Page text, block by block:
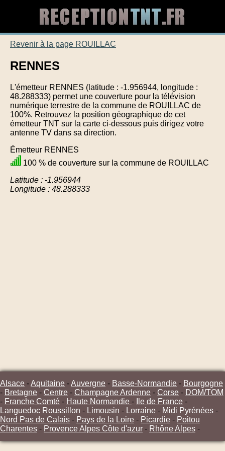
Revenir à la page ROUILLAC
RENNES
L'émetteur RENNES (latitude : -1.956944, longitude :
48.288333) permet une couverture pour la télévision
numérique terrestre de la commune de ROUILLAC de
100%. Retrouvez la position géographique de cet
émetteur TNT sur la carte ci-dessous puis dirigez votre
antenne TV dans sa direction.
Émetteur RENNES
100 % de couverture sur la commune de ROUILLAC
Latitude : -1.956944
Longitude : 48.288333
Alsace -Aquitaine -Auvergne - Basse-Normandie - Bourgogne
- Bretagne - Centre - Champagne Ardenne - Corse - DOM/TOM
- Franche Comté - Haute Normandie - Ile de France -
Languedoc Roussillon - Limousin - Lorraine - Midi Pyrénées -
Nord Pas de Calais - Pays de la Loire - Picardie - Poitou
Charentes - Provence Alpes Côte d'azur - Rhône Alpes -